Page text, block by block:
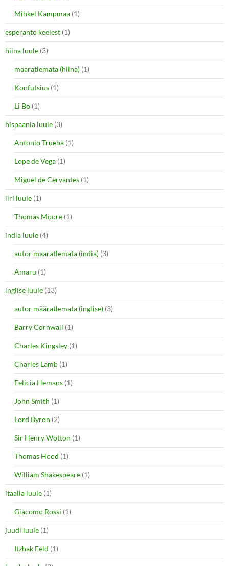
Mihkel Kampmaa (1)
esperanto keelest (1)
hiina luule (3)
määratlemata (hiina) (1)
Konfutsius (1)
Li Bo (1)
hispaania luule (3)
Antonio Trueba (1)
Lope de Vega (1)
Miguel de Cervantes (1)
iiri luule (1)
Thomas Moore (1)
india luule (4)
autor määratlemata (india) (3)
Amaru (1)
inglise luule (13)
autor määratlemata (inglise) (3)
Barry Cornwall (1)
Charles Kingsley (1)
Charles Lamb (1)
Felicia Hemans (1)
John Smith (1)
Lord Byron (2)
Sir Henry Wotton (1)
Thomas Hood (1)
William Shakespeare (1)
itaalia luule (1)
Giacomo Rossi (1)
juudi luule (1)
Itzhak Feld (1)